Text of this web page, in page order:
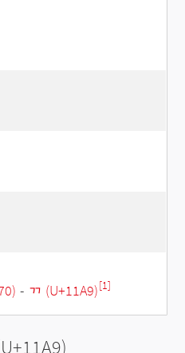
- ᆩ (U+11A9)[1]